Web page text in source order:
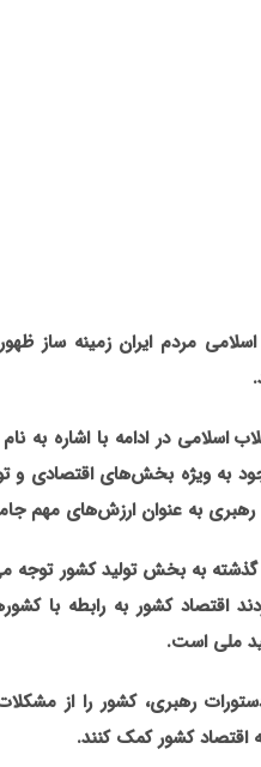
اسلامی مردم ایران زمینه
اسلامی در ادامه با اشاره به
به ویژه بخش‌های اقتصادی و
رهبری به عنوان ارزش‌های مهم
گذشته به بخش تولید کشور
اقتصاد کشور به رابطه با
ملی است.
رهبری، کشور را از
اقتصاد کشور کمک کنند.